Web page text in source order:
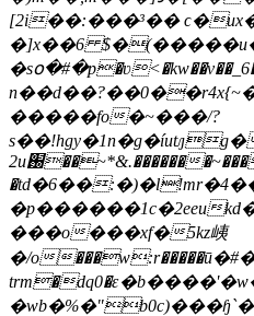
[2i��:���³��
�]x��6
�����fo�~���/?
2u֐��~*&.�������~���?
�p������1c�2eeu
���o���xf�5kz峓
�/o